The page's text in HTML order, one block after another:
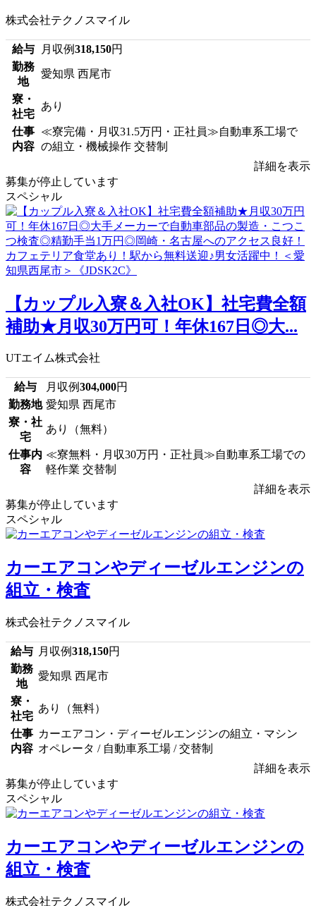
株式会社テクノスマイル
給与 月収例318,150円
勤務
地
愛知県 西尾市
寮・
社宅
あり
仕事
内容
≪寮完備・月収31.5万円・正社員≫自動車系工場で
の組立・機械操作 交替制
詳細を表示
募集が停止しています
スペシャル
【カップル入寮＆入社OK】社宅費全額
補助★月収30万円可！年休167日◎大...
UTエイム株式会社
給与 月収例304,000円
勤務地 愛知県 西尾市
寮・社
宅
あり（無料）
仕事内
容
≪寮無料・月収30万円・正社員≫自動車系工場での
軽作業 交替制
詳細を表示
募集が停止しています
スペシャル
カーエアコンやディーゼルエンジンの
組立・検査
株式会社テクノスマイル
給与 月収例318,150円
勤務
地
愛知県 西尾市
寮・
社宅
あり（無料）
仕事
内容
カーエアコン・ディーゼルエンジンの組立・マシン
オペレータ / 自動車系工場 / 交替制
詳細を表示
募集が停止しています
スペシャル
カーエアコンやディーゼルエンジンの
組立・検査
株式会社テクノスマイル